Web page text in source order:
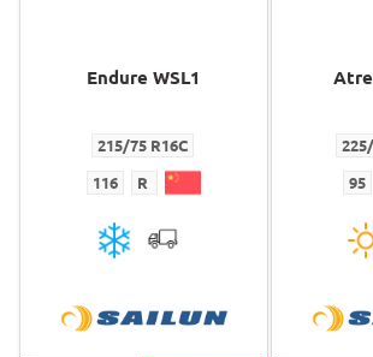
Endure WSL1
215/75 R16C
116 R 95